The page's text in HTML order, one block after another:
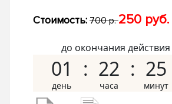
Стоимость: 700 р.250 руб.
до окончания действия
01 22 25